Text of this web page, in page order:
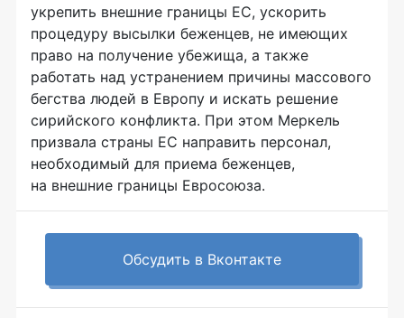
укрепить внешние границы ЕС, ускорить
процедуру высылки беженцев, не имеющих
право на получение убежища, а также
работать над устранением причины массового
бегства людей в Европу и искать решение
сирийского конфликта. При этом Меркель
призвала страны ЕС направить персонал,
необходимый для приема беженцев,
на внешние границы Евросоюза.
Обсудить в Вконтакте